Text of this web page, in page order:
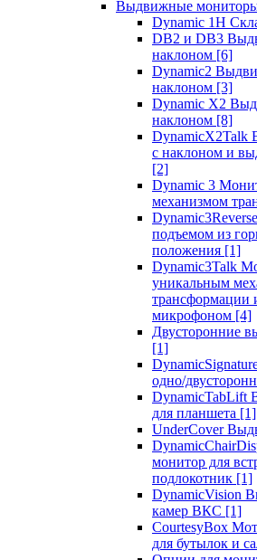
Выдвижные
Dynamic 1Н
DB2 и DB3
наклоном [6]
Dynamic2
наклоном [3]
Dynamic X2
наклоном [8]
DynamicX2Talk
с наклоном и
[2]
Dynamic 3
механизмом
подъемом из
положения [1]
Dynamic3Talk
уникальным
микрофоном [4]
Двусторонние
[1]
одно/
DynamicTabLift
для планшета [1]
UnderCover
монитор для
подлокотник [1]
DynamicVision
камер ВКС [1]
CourtesyBox
для бутылок и